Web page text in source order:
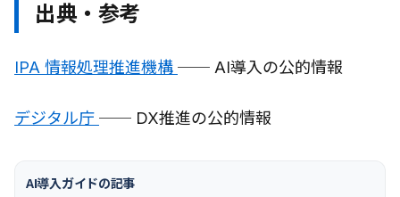
出典・参考
IPA 情報処理推進機構 ── AI導入の公的情報
デジタル庁 ── DX推進の公的情報
AI導入ガイドの記事